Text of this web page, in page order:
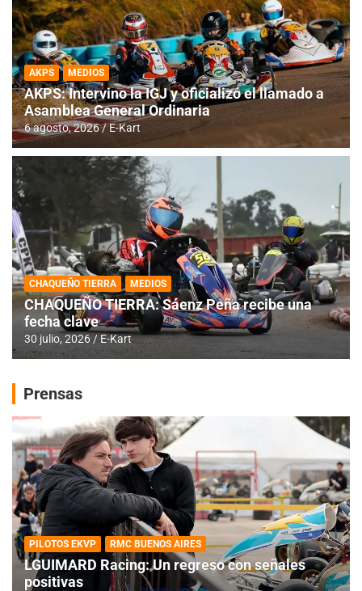
AKPS MEDIOS
AKPS: Intervino la IGJ y oficializó el llamado a
Asamblea General Ordinaria
6 agosto, 2026 E-Kart
CHAQUEÑO TIERRA MEDIOS
CHAQUEÑO TIERRA: Sáenz Peña recibe una
fecha clave
30 julio, 2026 E-Kart
Prensas
PILOTOS EKVP RMC BUENOS AIRES
LGUIMARD Racing: Un regreso con señales
positivas